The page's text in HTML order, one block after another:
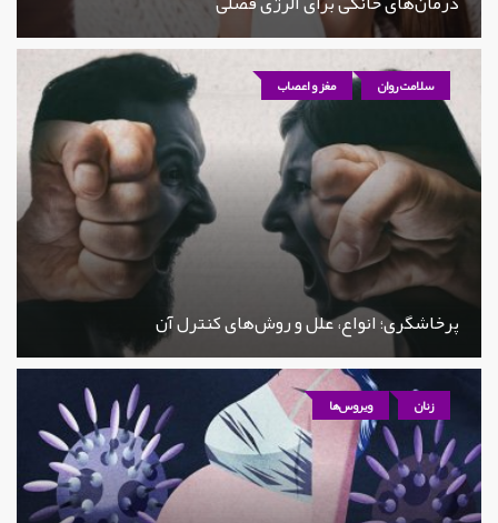
سلامت روان مغز و اعصاب
پرخاشگری؛ انواع، علل و روش‌های کنترل آن
زنان ویروس‌ها